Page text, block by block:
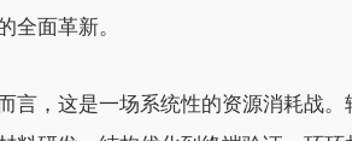
全面革新。
言，这是一场系统性的资源消耗战